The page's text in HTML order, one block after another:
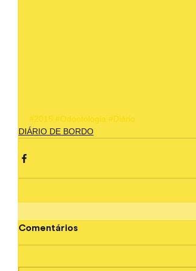
#2015 #Odontologia #Diário
DIÁRIO DE BORDO
Comentários